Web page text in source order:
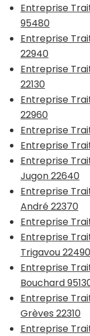
Entreprise
95480
Entreprise
22940
Entreprise
22130
Entreprise
22960
Entreprise
Entreprise
Entreprise
Jugon 22640
Entreprise
André 22370
Entreprise
Entreprise
Trigavou 22490
Entreprise
Bouchard
Entreprise
Grèves 22310
Entreprise